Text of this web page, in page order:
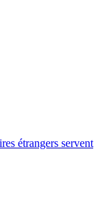
étrangers servent